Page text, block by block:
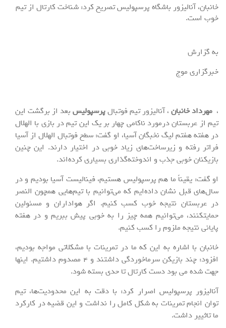
خانبان، آنالیزور باشگاه پرسپولیس تصریح کرد: شناخت کارتال از تیم
خوب است.
به گزارش
خبرگزاری موج
، مهرداد خانبان ، آنالیزور تیم فوتبالپرسپولیس بعد از برگشت این
تیم از عربستان درمورد ناکامی چهار بر یک این تیم در بازی با الهلال
در هفته هفتم لیگ نخبگان آسیا، او گفت: سطح فوتبال الهلال از آسیا
فراتر رفته و زیرساخت‌های زیاد خوبی در اختیار دارند. این چنین
بازیکنان خوبی جذب و اندوخته‌گذاری بسیاری کرده‌اند.
او گفت: یقیناً ما هم پرسپولیس هستیم، فینالیست آسیا بودیم و در
سال‌های قبل نشان داده‌ایم که می‌توانیم با تیم‌هایی همچون النصر
در عربستان نتیجه خوب کسب کنیم. اگر هواداران و مسئولین
حمایتکنند، می‌توانیم همه چیز را به خوبی پیش ببریم و در هفته
پایانی نتیجه ملزوم را کسب کنیم.
خانبان با اشاره به این که ما در تمرینات با مشکلاتی مواجه بودیم،
افزود: چند بازیکن سرماخوردگی داشتند و ۴ مصدوم داشتیم. اینها
جهت شده می بود دست کارتال تا حدی بسته شود.
آنالیزور پرسپولیس اصرار کرد: با دقت به این محدودیت‌ها، تیم
توان انجام تمرینات به شکل کامل را نداشت و این قضیه در کارکرد
ما تاثییر داشت.